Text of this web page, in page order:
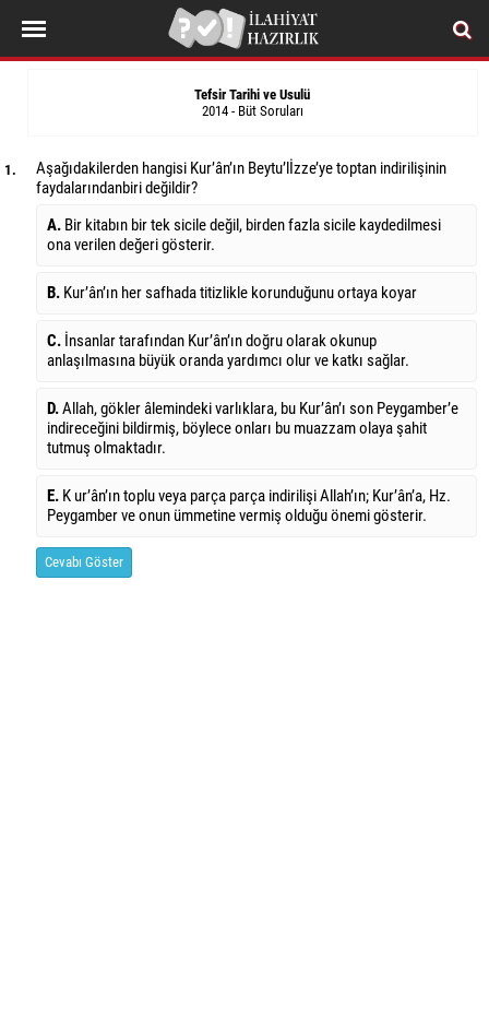
Tefsir Tarihi ve Usulü
2014 - Büt Soruları
1.
Aşağıdakilerden hangisi Kur’ân’ın Beytu’lİzze’ye toptan indirilişinin
faydalarındanbiri değildir?
A. Bir kitabın bir tek sicile değil, birden fazla sicile kaydedilmesi
ona verilen değeri gösterir.
B. Kur’ân’ın her safhada titizlikle korunduğunu ortaya koyar
C. İnsanlar tarafından Kur’ân’ın doğru olarak okunup
anlaşılmasına büyük oranda yardımcı olur ve katkı sağlar.
D.Allah, gökler âlemindeki varlıklara, bu Kur’ân’ı son Peygamber’e
indireceğini bildirmiş, böylece onları bu muazzam olaya şahit
tutmuş olmaktadır.
E. K ur’ân’ın toplu veya parça parça indirilişi Allah’ın; Kur’ân’a, Hz.
Peygamber ve onun ümmetine vermiş olduğu önemi gösterir.
Cevabı Göster